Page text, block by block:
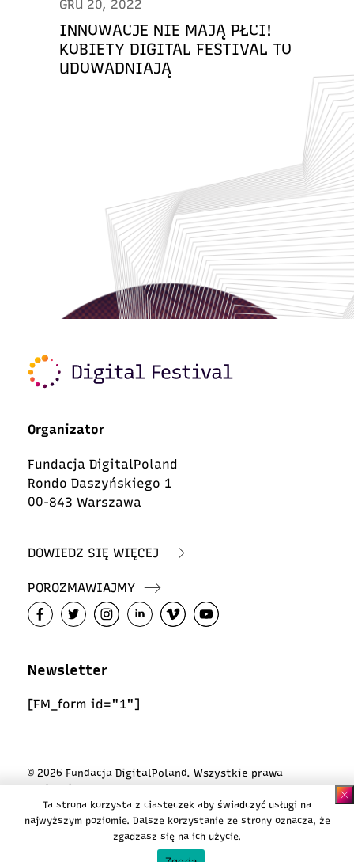
GRU 20, 2022
INNOWACJE NIE MAJĄ PŁCI!
KOBIETY DIGITAL FESTIVAL TO
UDOWADNIAJĄ
Organizator
Fundacja DigitalPoland
Rondo Daszyńskiego 1
00-843 Warszawa
DOWIEDZ SIĘ WIĘCEJ
POROZMAWIAJMY
Newsletter
[FM_form id="1"]
© 2026 Fundacja DigitalPoland. Wszystkie prawa
zastrzeżone
Polityka ciasteczek
Polityka prywatności
Karina Majchrzak / Koi Kollektive
Ta strona korzysta z ciasteczek aby świadczyć usługi na
najwyższym poziomie. Dalsze korzystanie ze strony oznacza, że
zgadzasz się na ich użycie.